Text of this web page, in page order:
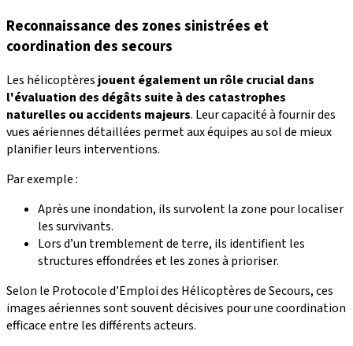
Reconnaissance des zones sinistrées et
coordination des secours
Les hélicoptères jouent également un rôle crucial dans
l'évaluation des dégâts suite à des catastrophes
naturelles ou accidents majeurs. Leur capacité à fournir des
vues aériennes détaillées permet aux équipes au sol de mieux
planifier leurs interventions.
Par exemple :
Après une inondation, ils survolent la zone pour localiser
les survivants.
Lors d’un tremblement de terre, ils identifient les
structures effondrées et les zones à prioriser.
Selon le Protocole d’Emploi des Hélicoptères de Secours, ces
images aériennes sont souvent décisives pour une coordination
efficace entre les différents acteurs.